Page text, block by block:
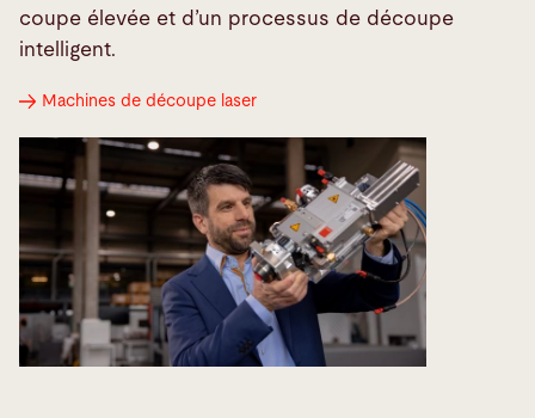
coupe élevée et d’un processus de découpe
intelligent.
Machines de découpe laser